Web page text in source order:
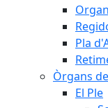
Pla
Òrgans
El Ple